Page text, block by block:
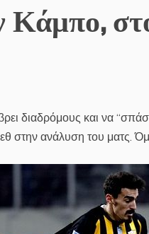
Κάμπο,
διαδρόμους και να
στην ανάλυση του ματς.